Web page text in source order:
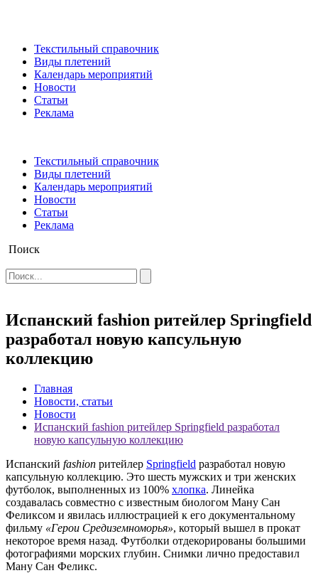
Текстильный справочник
Виды плетений
Календарь мероприятий
Новости
Статьи
Реклама
Текстильный справочник
Виды плетений
Календарь мероприятий
Новости
Статьи
Реклама
Поиск
Испанский fashion ритейлер Springfield
разработал новую капсульную
коллекцию
Главная
Новости, статьи
Новости
Испанский fashion ритейлер Springfield разработал
новую капсульную коллекцию
Испанский fashion ритейлер Springfield разработал новую
капсульную коллекцию. Это шесть мужских и три женских
футболок, выполненных из 100% хлопка. Линейка
создавалась совместно с известным биологом Ману Сан
Феликсом и явилась иллюстрацией к его документальному
фильму «Герои Средиземноморья», который вышел в прокат
некоторое время назад. Футболки отдекорированы большими
фотографиями морских глубин. Снимки лично предоставил
Ману Сан Феликс.